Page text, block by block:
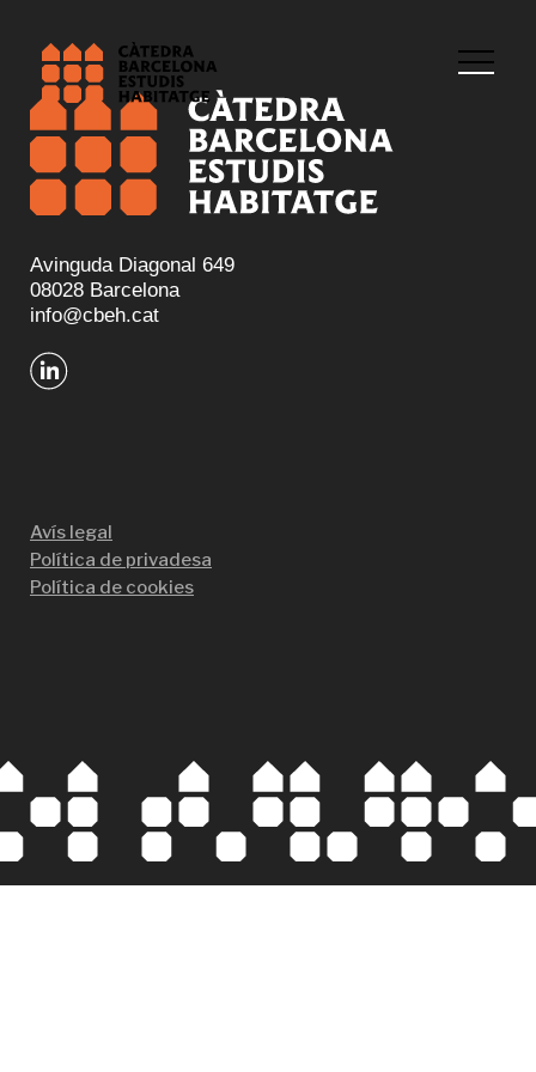
Avinguda Diagonal 649
08028 Barcelona
info@cbeh.cat
Avís legal
Política de privadesa
Política de cookies